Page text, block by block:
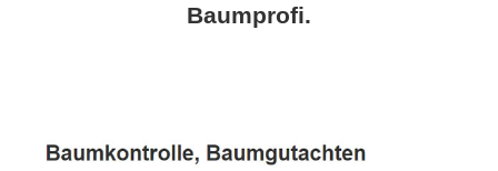
Baumprofi.